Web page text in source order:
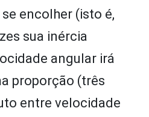
encolher (isto é,
sua inércia
angular irá
proporção (três
entre velocidade